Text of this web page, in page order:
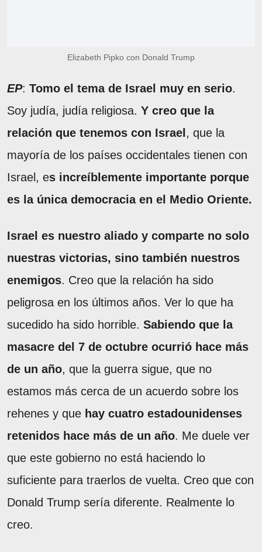
Elizabeth Pipko con Donald Trump
EP: Tomo el tema de Israel muy en serio.
Soy judía, judía religiosa. Y creo que la
relación que tenemos con Israel , que la
mayoría de los países occidentales tienen con
Israel, es increíblemente importante porque
es la única democracia en el Medio Oriente.
Israel es nuestro aliado y comparte no solo
nuestras victorias, sino también nuestros
enemigos. Creo que la relación ha sido
peligrosa en los últimos años. Ver lo que ha
sucedido ha sido horrible. Sabiendo que la
masacre del 7 de octubre ocurrió hace más
de un año, que la guerra sigue, que no
estamos más cerca de un acuerdo sobre los
rehenes y que hay cuatro estadounidenses
retenidos hace más de un año. Me duele ver
que este gobierno no está haciendo lo
suficiente para traerlos de vuelta. Creo que con
Donald Trump sería diferente. Realmente lo
creo.